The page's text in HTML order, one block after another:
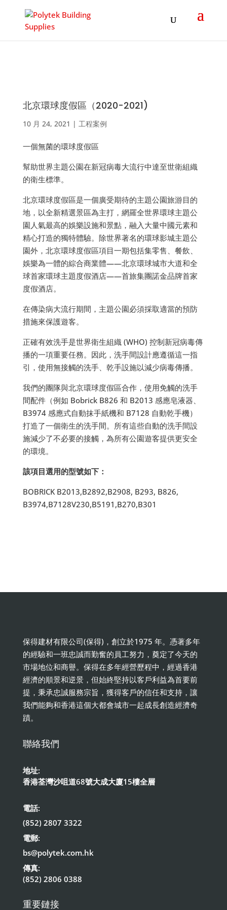
北京環球度假區（2020-2021)
10 月 24, 2021 | 工程案例
一個無菌的環球度假區
幫助世界主題公園在新冠病毒大流行中達至世衛組織
的衛生標準。
北京環球度假區是一個廣受期待的主題公園旅游目的
地，以全新精選景區為主打，網羅全世界環球主題公
園人氣最高的娛樂設施和景點，融入大量中國元素和
精心打造的獨特體驗。除世界著名的環球影城主題公
園外，北京環球度假區項目一期包括集零售、餐飲、
娛樂為一體的綜合商業體——北京環球城市大道和全
球首家環球主題度假酒店——首旅集團諾金品牌首家
度假酒店。
在傳染病大流行期間，主題公園必須採取適當的預防
措施來保護遊客。
正確有效洗手是世界衛生組織 (WHO) 控制新冠病毒傳
播的一項重要任務。因此，洗手間設計應遵循這一指
引，使用無接觸的洗手、乾手設施以減少病毒傳播。
我們的團隊與北京環球度假區合作，使用免觸的洗手
間配件（例如 Bobrick B826 和 B2013 感應皂液器、
B3974 感應式自動抹手紙機和 B7128 自動乾手機）
打造了一個衛生的洗手間。所有這些自動的洗手間設
施減少了不必要的接觸，為所有公園遊客提供更安全
的環境。
該項目選用的型號如下：
BOBRICK B2013,B2892,B2908, B293, B826,
B3974,B7128V230,B5191,B270,B301
保得建材有限公司(保得)，創立於1975 年。憑著多年
的經驗和一班忠誠而勤奮的員工努力，奠定了今天的
市場地位和商譽。保得在多年經營歷程中，經過香港
經濟的順景和逆景，但始終堅持以客戶利益為首要前
提，秉承忠誠服務宗旨，獲得客戶的信任和支持，讓
我們能夠和香港這個大都會城市一起成長創造經濟奇
蹟。
聯絡我們
地址:
香港荃灣沙咀道68號大成大廈15樓全層
電話:
(852) 2807 3322
電郵:
bs@polytek.com.hk
傳真:
(852) 2806 0388
重要鏈接